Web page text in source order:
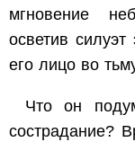
мгновение
осветив
его лицо во
Что он
сострадание?